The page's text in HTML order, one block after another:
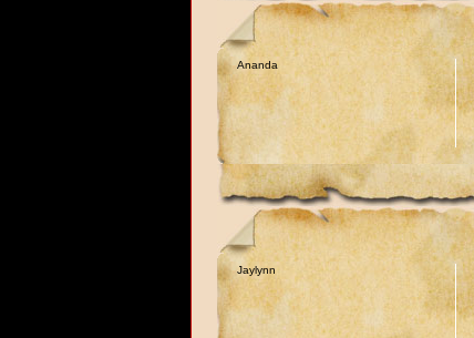
Ananda
Jaylynn